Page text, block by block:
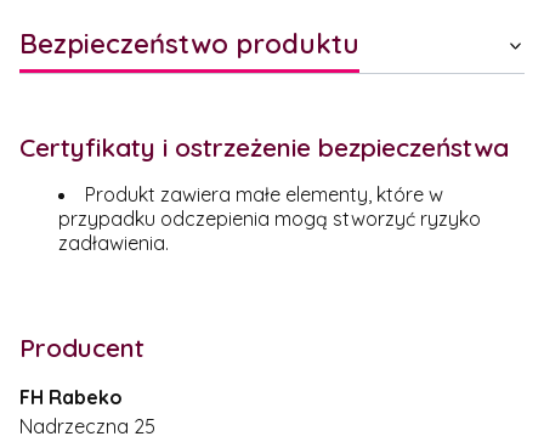
Bezpieczeństwo produktu
Certyfikaty i ostrzeżenie bezpieczeństwa
Produkt zawiera małe elementy, które w
przypadku odczepienia mogą stworzyć ryzyko
zadławienia.
Producent
FH Rabeko
Nadrzeczna 25